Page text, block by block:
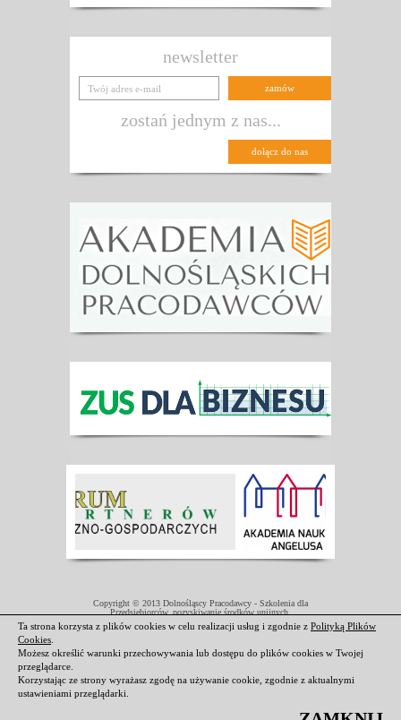
newsletter
zostań jednym z nas...
Copyright © 2013 Dolnośląscy Pracodawcy - Szkolenia dla
Przedsiębiorców, pozyskiwanie środków unijnych.
Projekt współfinansowany przez Unię Europejską w ramach Europejskiego
Funduszu Społecznego.
Ta strona korzysta z plików cookies w celu realizacji usług i zgodnie z Polityką Plików
Cookies
Możesz określić warunki przechowywania lub dostępu do plików cookies w Twojej
przeglądarce.
Korzystając ze strony wyrażasz zgodę na używanie cookie, zgodnie z aktualnymi
ustawieniami przeglądarki.